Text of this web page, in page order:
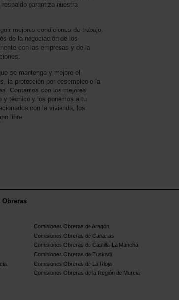
garantiza nuestra
mejores condiciones de trabajo,
de la negociación de los
con las empresas y de la
se mantenga y mejore el
la protección por desempleo o la
Contamos con los mejores
y técnico y los ponemos a tu
con la vivienda, los
libre.
Obreras
Comisiones Obreras de Aragón
Comisiones Obreras de Canarias
Comisiones Obreras de Castilla-La Mancha
Comisiones Obreras de Euskadi
Comisiones Obreras de La Rioja
Comisiones Obreras de la Región de Murcia